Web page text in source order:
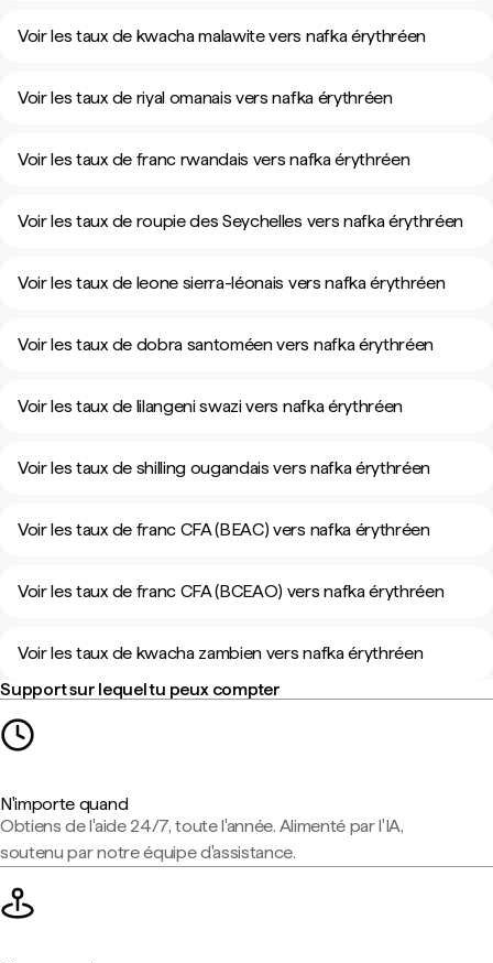
Voir les taux de kwacha malawite vers nafka érythréen
Voir les taux de riyal omanais vers nafka érythréen
Voir les taux de franc rwandais vers nafka érythréen
Voir les taux de roupie des Seychelles vers nafka érythréen
Voir les taux de leone sierra-léonais vers nafka érythréen
Voir les taux de dobra santoméen vers nafka érythréen
Voir les taux de lilangeni swazi vers nafka érythréen
Voir les taux de shilling ougandais vers nafka érythréen
Voir les taux de franc CFA (BEAC) vers nafka érythréen
Voir les taux de franc CFA (BCEAO) vers nafka érythréen
Voir les taux de kwacha zambien vers nafka érythréen
Support sur lequel tu peux compter
N'importe quand
Obtiens de l'aide 24/7, toute l'année. Alimenté par l'IA,
soutenu par notre équipe d'assistance.